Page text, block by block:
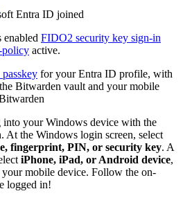
Entra ID joined
enabled FIDO2 security key sign-in
policy active.
passkey for your Entra ID profile, with
Bitwarden vault and your mobile
your Windows device with the
At the Windows login screen, select
fingerprint, PIN, or security key. A
iPhone, iPad, or Android device,
mobile device. Follow the on-
logged in!